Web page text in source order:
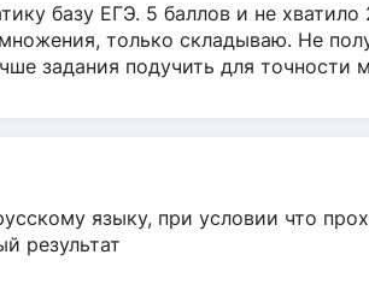
базу ЕГЭ. 5 баллов и не
только складываю. Не
задания подучить для точности
языку, при условии что
результат